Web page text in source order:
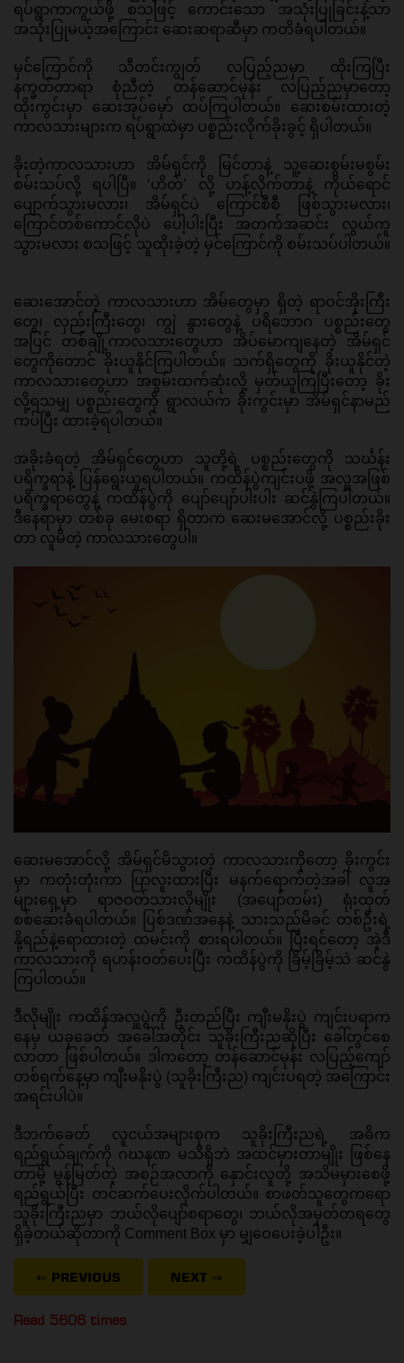
ရပ်ရွာကာကွယ်ဖို့ စသဖြင့် ကောင်းသော အသုံးပြုခြင်းနဲ့သာ
အသုံးပြုမယ့်အကြောင်း ဆေးဆရာဆီမှာ ကတိခံရပါတယ်။
မှင်ကြောင်ကို သီတင်းကျွတ် လပြည့်ညမှာ ထိုးကြပြီး
နက္ခတ်တာရာ စုံညီတဲ့ တန်ဆောင်မုန်း လပြည့်ညမှာတော့
ထိုးကွင်းမှာ ဆေးအုပ်မှော် ထပ်ကြပါတယ်။ ဆေးစမ်းထားတဲ့
ကာလသားများက ရပ်ရွာထဲမှာ ပစ္စည်းလိုက်ခိုးခွင့် ရှိပါတယ်။
ခိုးတဲ့ကာလသားဟာ အိမ်ရှင်ကို မြင်တာနဲ့ သူ့ဆေးစွမ်းမစွမ်း
စမ်းသပ်လို့ ရပါပြီ။ ‘ဟိတ်’ လို့ ဟန့်လိုက်တာနဲ့ ကိုယ်ရောင်
ပျောက်သွားမလား၊ အိမ်ရှင်ပဲ ကြောင်စီစီ ဖြစ်သွားမလား၊
ကြောင်တစ်ကောင်လိုပဲ ပေါ့ပါးပြီး အတက်အဆင်း လွယ်ကူ
သွားမလား စသဖြင့် သူထိုးခဲ့တဲ့ မှင်ကြောင်ကို စမ်းသပ်ပါတယ်။
ဆေးအောင်တဲ့ ကာလသားဟာ အိမ်တွေမှာ ရှိတဲ့ ရာဝင်အိုးကြီး
တွေ၊ လှည်းကြီးတွေ၊ ကျွဲ နွားတွေနဲ့ ပရိဘောဂ ပစ္စည်းတွေ
အပြင် တစ်ချို့ကာလသားတွေဟာ အိပ်မောကျနေတဲ့ အိမ်ရှင်
တွေကိုတောင် ခိုးယူနိုင်ကြပါတယ်။ သက်ရှိတွေကို ခိုးယူနိုင်တဲ့
ကာလသားတွေဟာ အစွမ်းထက်ဆုံးလို့ မှတ်ယူကြပြီးတော့ ခိုး
လို့ရသမျှ ပစ္စည်းတွေကို ရွာလယ်က ခိုးကွင်းမှာ အိမ်ရှင်နာမည်
ကပ်ပြီး ထားခဲ့ရပါတယ်။
အခိုးခံရတဲ့ အိမ်ရှင်တွေဟာ သူတို့ရဲ့ ပစ္စည်းတွေကို သင်္ဃန်း
ပရိက္ခရာနဲ့ ပြန်ရွေးယူရပါတယ်။ ကထိန်ပွဲကျင်းပဖို့ အလှူအဖြစ်
ပရိက္ခရာတွေနဲ့ ကထိန်ပွဲကို ပျော်ပျော်ပါးပါး ဆင်နွှဲကြပါတယ်။
ဒီနေရာမှာ တစ်ခု မေးစရာ ရှိတာက ဆေးမအောင်လို့ ပစ္စည်းခိုး
တာ လူမိတဲ့ ကာလသားတွေပါ။
ဆေးမအောင်လို့ အိမ်ရှင်မိသွားတဲ့ ကာလသားကိုတော့ ခိုးကွင်း
မှာ ကတုံးတုံးကာ ပြာလူးထားပြီး မနက်ရောက်တဲ့အခါ လူအ
များရှေ့မှာ ရာဇဝတ်သားလိုမျိုး (အပျော်တမ်း) ရုံးထုတ်
စစ်ဆေးခံရပါတယ်။ ပြစ်ဒဏ်အနေနဲ့ သားသည်မိခင် တစ်ဦးရဲ့
နို့ရည်နဲ့ရောထားတဲ့ ထမင်းကို စားရပါတယ်။ ပြီးရင်တော့ အဲ့ဒီ
ကာလသားကို ရဟန်းဝတ်ပေးပြီး ကထိန်ပွဲကို ခြိမ့်ခြိမ့်သဲ ဆင်နွဲ
ကြပါတယ်။
ဒီလိုမျိုး ကထိန်အလှူပွဲကို ဦးတည်ပြီး ကျီးမနိုးပွဲ ကျင်းပရာက
နေမှ ယခုခေတ် အခေါ်အတိုင်း သူခိုးကြီးညဆိုပြီး ခေါ်တွင်စေ
လာတာ ဖြစ်ပါတယ်။ ဒါကတော့ တန်ဆောင်မုန်း လပြည့်ကျော်
တစ်ရက်နေ့မှာ ကျီးမနိုးပွဲ (သူခိုးကြီးည) ကျင်းပရတဲ့ အကြောင်း
အရင်းပါပဲ။
ဒီဘက်ခေတ် လူငယ်အများစုက သူခိုးကြီးညရဲ့ အဓိက
ရည်ရွယ်ချက်ကို ဂဃနဏ မသိရှိဘဲ အထင်မှားတာမျိုး ဖြစ်နေ
တာမို့ မွန်မြတ်တဲ့ အစဉ်အလာကို နှောင်းလူတို့ အသိမမှားစေဖို့
ရည်ရွယ်ပြီး တင်ဆက်ပေးလိုက်ပါတယ်။ စာဖတ်သူတွေကရော
သူခိုးကြီးညမှာ ဘယ်လိုပျော်စရာတွေ၊ ဘယ်လိုအမှတ်တရတွေ
ရှိခဲ့တယ်ဆိုတာကို Comment Box မှာ မျှဝေပေးခဲ့ပါဦး။
⇐ PREVIOUS NEXT ⇒
Read 5606 times